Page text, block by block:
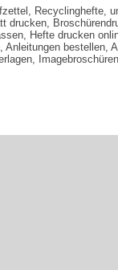
Recyclinghefte,
drucken,
Hefte drucken
bestellen,